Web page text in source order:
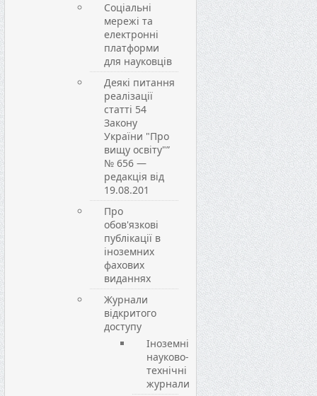
Соціальні
мережі та
електронні
платформи
для науковців
Деякі питання
реалізації
статті 54
Закону
України "Про
вищу освіту"”
№ 656 —
редакція від
19.08.201
Про
обов'язкові
публікації в
іноземних
фахових
виданнях
Журнали
відкритого
доступу
Іноземні
науково-
технічні
журнали